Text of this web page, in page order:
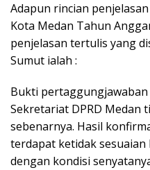
Adapun rincian
Kota Medan Tahun
penjelasan tertulis yang
Sumut ialah :
Bukti
Sekretariat DPRD Medan
sebenarnya. Hasil
terdapat ketidak
dengan kondisi